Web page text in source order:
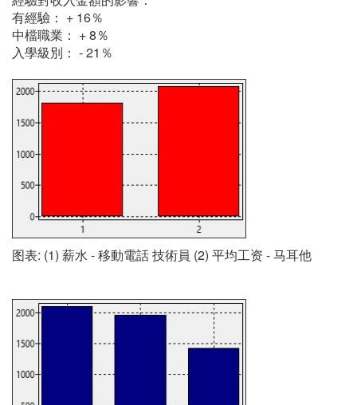
有經驗： + 16％
中檔職業： + 8％
入學級別： - 21％
图表: (1) 薪水 - 移動電話 技術員 (2) 平均工资 - 马耳他